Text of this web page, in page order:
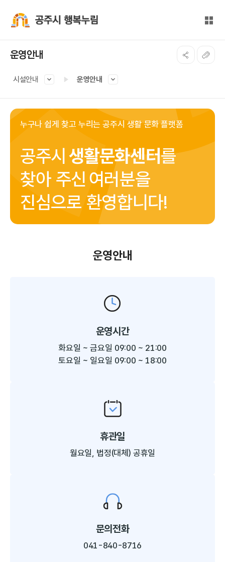
전체
운영안내
시설안내 운영안내
누구나 쉽게 찾고 누리는 공주시 생활 문화 플랫폼
공주시 생활문화센터를
찾아 주신여러분을
진심으로 환영합니다!
운영안내
운영시간
화요일 ~ 금요일 09:00 ~ 21:00
토요일 ~ 일요일 09:00 ~ 18:00
휴관일
월요일, 법정(대체) 공휴일
문의전화
041-840-8716